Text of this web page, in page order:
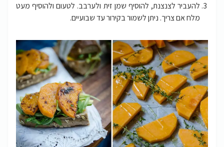
להעביר לצנצנת, להוסיף שמן זית ולערבב. לטעום ולהוסיף מעט
מלח אם צריך. ניתן לשמור בקירור עד שבועיים.